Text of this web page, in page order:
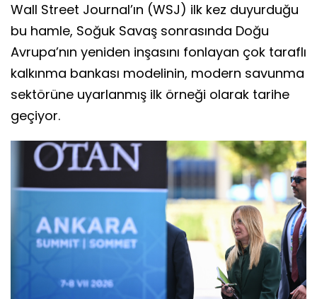
Wall Street Journal’ın (WSJ) ilk kez duyurduğu
bu hamle, Soğuk Savaş sonrasında Doğu
Avrupa’nın yeniden inşasını fonlayan çok taraflı
kalkınma bankası modelinin, modern savunma
sektörüne uyarlanmış ilk örneği olarak tarihe
geçiyor.